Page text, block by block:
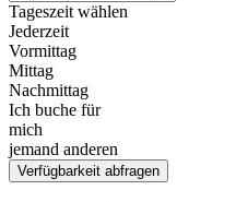
Tageszeit wählen
Jederzeit
Vormittag
Mittag
Nachmittag
Ich buche für
mich
jemand anderen
Verfügbarkeit abfragen